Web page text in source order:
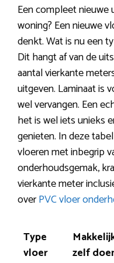
Een compleet nieuwe
woning? Een nieuwe
denkt. Wat is nu een
Dit hangt af van de
aantal vierkante
uitgeven. Laminaat is
wel vervangen. Een
het is wel iets unieks
genieten. In deze
vloeren met inbegrip
onderhoudsgemak,
vierkante meter
overPVC vloer
Type
vloer
zelf